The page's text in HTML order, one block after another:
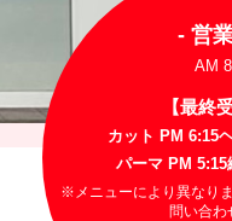
- 営
AM
【最終
カット PM 6:15
パーマ PM 5:15
※メニューにより異なり
問い合わ